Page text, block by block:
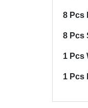
8 Pcs
8 Pcs
1 Pcs
1 Pcs